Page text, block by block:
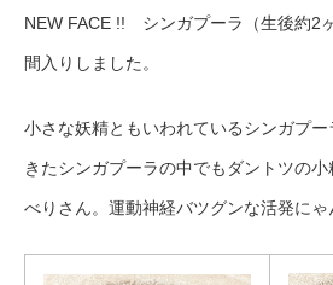
NEW FACE !! シンガプーラ（生後約2
間入りしました。
小さな妖精ともいわれているシンガプ
きたシンガプーラの中でもダントツの
べりさん。運動神経バツグンな活発にゃ